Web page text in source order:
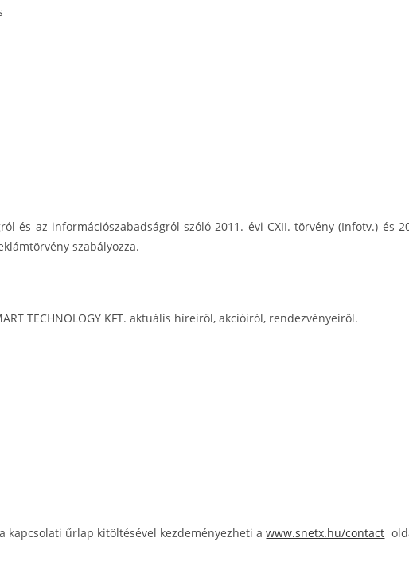
és az információszabadságról szóló 2011. évi CXII. törvény (Infotv.) és
szabályozza.
TECHNOLOGY KFT. aktuális híreiről, akcióiról, rendezvényeiről.
a kapcsolati űrlap kitöltésével kezdeményezheti awww.snetx.hu/contact